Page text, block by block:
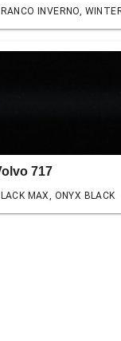
INVERNO,
717
MAX, ONYX BLACK